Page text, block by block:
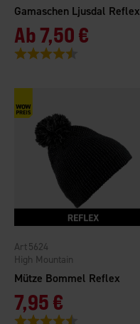
Gamaschen Ljusdal Reflex
Ab7,50 €
Bewertung:
Mütze Bommel Reflex
High Mountain
5624
7,95 €
Bewertung: